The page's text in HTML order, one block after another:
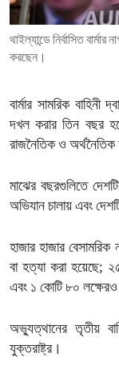
ENVIRONMENT
IDEALS AND
থাইল্যান্ডে নির্বাসিত
করছেন।
বার্মার সামরিক বাহিনী
দখল করার তিন বছর
রাজনৈতিক ও অর্থনৈতিক
মাঝের বছরগুলিতে
অভিযান চালায় এবং
হাজার হাজার
বা হত্যা করা হয়েছে;
এবং ১ কোটি ৮০ লক্ষেরও
অভ্যুত্থানের তৃতীয়
যুক্তরাষ্ট্র।